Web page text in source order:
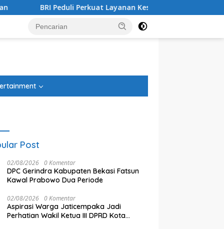
Perkuat Layanan Kesehatan Ibu dan Anak melalui Posyandu
Post
02/08/2026 0 Komentar
DPC Gerindra Kabupaten Bekasi Fatsun
Kawal Prabowo Dua Periode
02/08/2026 0 Komentar
Aspirasi Warga Jaticempaka Jadi
Perhatian Wakil Ketua III DPRD Kota